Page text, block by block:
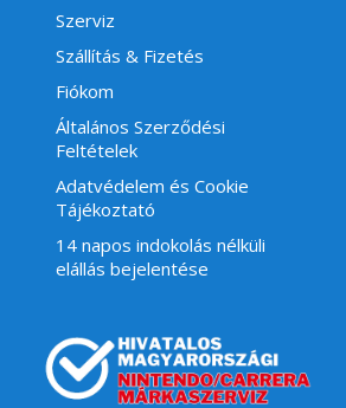
Szerviz
Szállítás & Fizetés
Fiókom
Általános Szerződési
Feltételek
Adatvédelem és Cookie
Tájékoztató
14 napos indokolás nélküli
elállás bejelentése